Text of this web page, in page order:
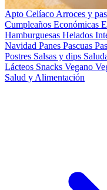
Apto Celíaco Arroces y
Cumpleaños Económicas
Hamburguesas Helados
Navidad Panes Pascuas
Postres Salsas y dips
Lácteos Snacks Vegano
Salud y Alimentación